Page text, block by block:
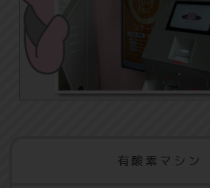
有酸素マシン